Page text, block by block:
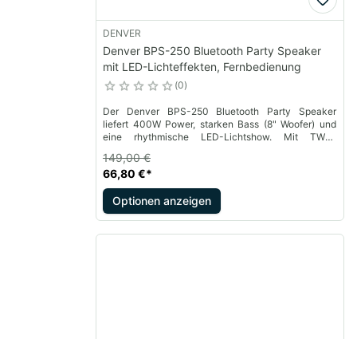
DENVER
Denver BPS-250 Bluetooth Party Speaker
mit LED-Lichteffekten, Fernbedienung
0
Der Denver BPS-250 Bluetooth Party Speaker
liefert 400W Power, starken Bass (8" Woofer) und
eine rhythmische LED-Lichtshow. Mit TWS-
kaufen!
66,80 €*
149,00 €
Optionen anzeigen